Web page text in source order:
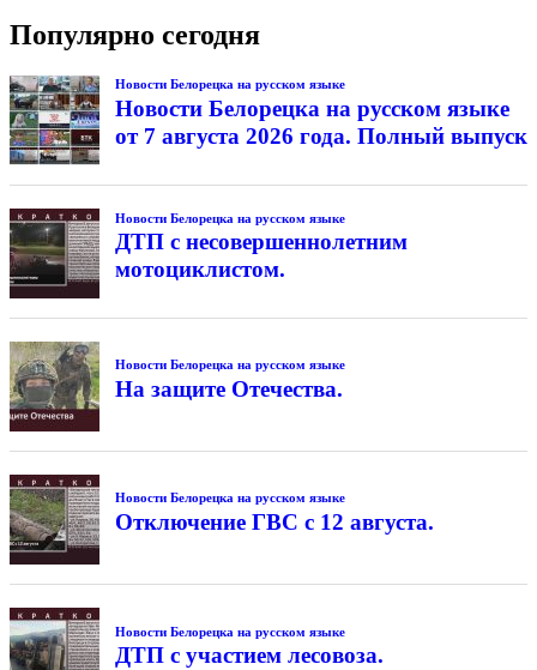
Популярно сегодня
Новости Белорецка на русском языке
Новости Белорецка на русском языке
от 7 августа 2026 года. Полный выпуск
Новости Белорецка на русском языке
ДТП с несовершеннолетним
мотоциклистом.
Новости Белорецка на русском языке
На защите Отечества.
Новости Белорецка на русском языке
Отключение ГВС с 12 августа.
Новости Белорецка на русском языке
ДТП с участием лесовоза.